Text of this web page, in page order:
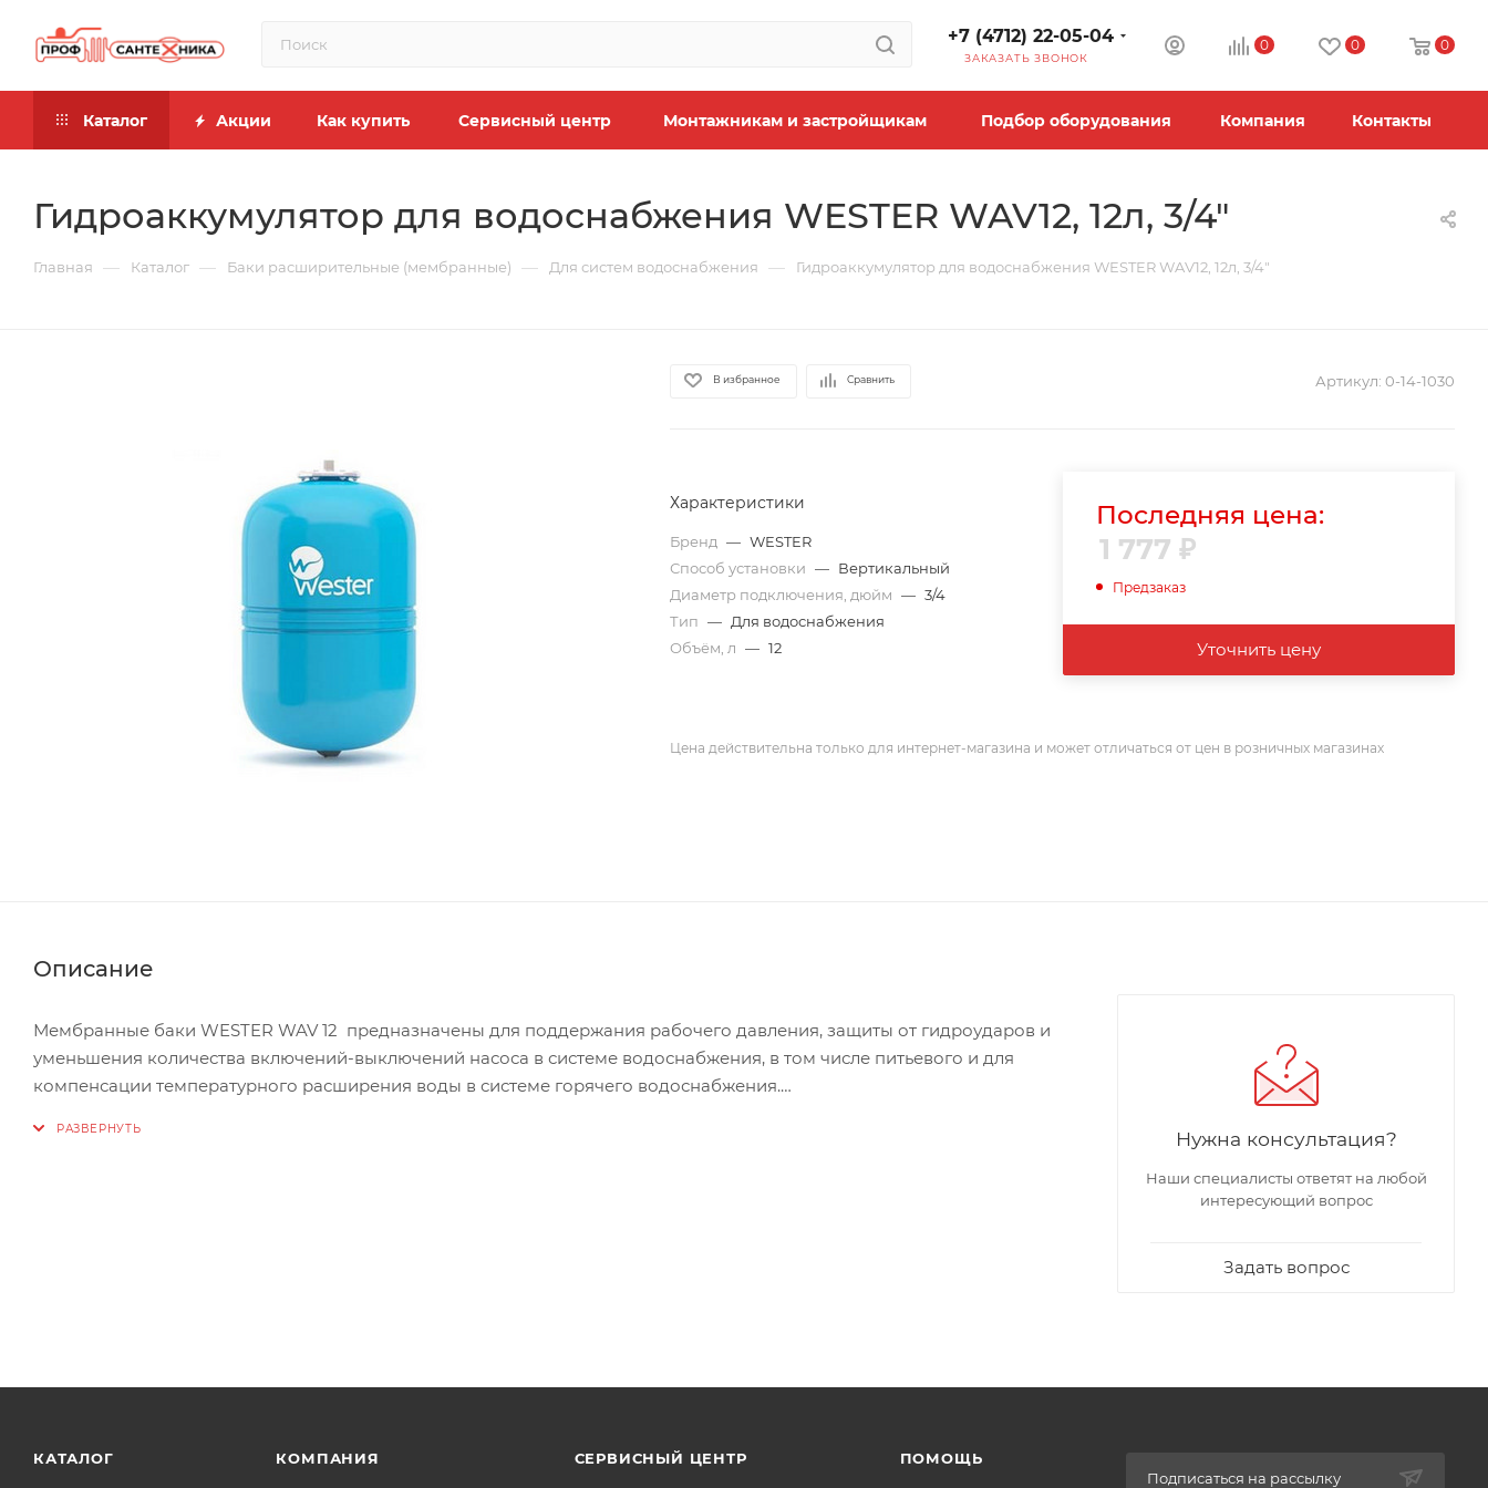
+7 (4712) 22-05-04
ЗАКАЗАТЬ ЗВОНОК
0 0 0
Каталог Акции Как купить Сервисный центр Монтажникам и застройщикам Подбор оборудования Компания Контакты
Гидроаккумулятор для водоснабжения WESTER WAV12, 12л, 3/4"
Главная — Каталог — Баки расширительные (мембранные) — Для систем водоснабжения — Гидроаккумулятор для водоснабжения WESTER WAV12, 12л, 3/4"
В избранное Сравнить Артикул: 0-14-1030
Характеристики
Бренд — WESTER
Способ установки — Вертикальный
Диаметр подключения, дюйм — 3/4
Тип — Для водоснабжения
Объём, л — 12
Последняя цена:
1 777 ₽
Предзаказ
Уточнить цену
Цена действительна только для интернет-магазина и может отличаться от цен в розничных магазинах
Описание
Мембранные баки WESTER WAV 12 предназначены для поддержания рабочего давления, защиты от гидроударов и
уменьшения количества включений-выключений насоса в системе водоснабжения, в том числе питьевого и для
компенсации температурного расширения воды в системе горячего водоснабжения.
Материал мембраны: EPDM (этилен-пропилендиене мономер)
Нужна консультация?
Наши специалисты ответят на любой
интересующий вопрос
Задать вопрос
КАТАЛОГ КОМПАНИЯ СЕРВИСНЫЙ ЦЕНТР
ПОМОЩЬ
Подписаться на рассылку